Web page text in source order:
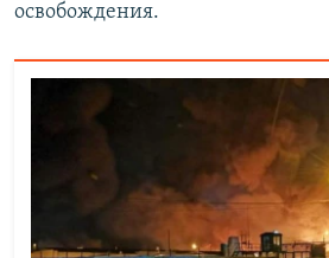
освобождения.